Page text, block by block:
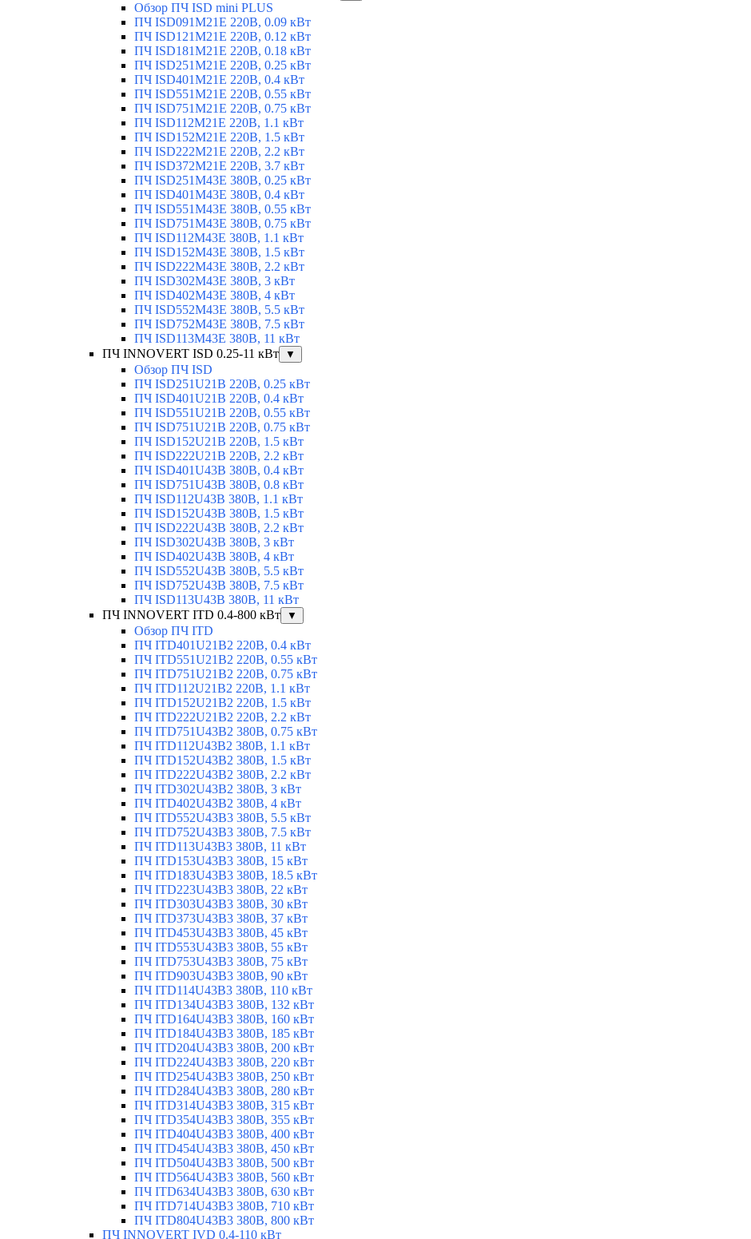
Обзор ПЧ ISD mini PLUS
ПЧ ISD091M21E 220В, 0.09 кВт
ПЧ ISD121M21E 220В, 0.12 кВт
ПЧ ISD181M21E 220В, 0.18 кВт
ПЧ ISD251M21E 220В, 0.25 кВт
ПЧ ISD401M21E 220В, 0.4 кВт
ПЧ ISD551M21E 220В, 0.55 кВт
ПЧ ISD751M21E 220В, 0.75 кВт
ПЧ ISD112M21E 220В, 1.1 кВт
ПЧ ISD152M21E 220В, 1.5 кВт
ПЧ ISD222M21E 220В, 2.2 кВт
ПЧ ISD372M21E 220В, 3.7 кВт
ПЧ ISD251M43E 380В, 0.25 кВт
ПЧ ISD401M43E 380В, 0.4 кВт
ПЧ ISD551M43E 380В, 0.55 кВт
ПЧ ISD751M43E 380В, 0.75 кВт
ПЧ ISD112M43E 380В, 1.1 кВт
ПЧ ISD152M43E 380В, 1.5 кВт
ПЧ ISD222M43E 380В, 2.2 кВт
ПЧ ISD302M43E 380В, 3 кВт
ПЧ ISD402M43E 380В, 4 кВт
ПЧ ISD552M43E 380В, 5.5 кВт
ПЧ ISD752M43E 380В, 7.5 кВт
ПЧ ISD113M43E 380В, 11 кВт
ПЧ INNOVERT ISD 0.25-11 кВт
▼
Обзор ПЧ ISD
ПЧ ISD251U21B 220В, 0.25 кВт
ПЧ ISD401U21B 220В, 0.4 кВт
ПЧ ISD551U21B 220В, 0.55 кВт
ПЧ ISD751U21B 220В, 0.75 кВт
ПЧ ISD152U21B 220В, 1.5 кВт
ПЧ ISD222U21B 220В, 2.2 кВт
ПЧ ISD401U43B 380В, 0.4 кВт
ПЧ ISD751U43B 380В, 0.8 кВт
ПЧ ISD112U43B 380В, 1.1 кВт
ПЧ ISD152U43B 380В, 1.5 кВт
ПЧ ISD222U43B 380В, 2.2 кВт
ПЧ ISD302U43B 380В, 3 кВт
ПЧ ISD402U43B 380В, 4 кВт
ПЧ ISD552U43B 380В, 5.5 кВт
ПЧ ISD752U43B 380В, 7.5 кВт
ПЧ ISD113U43B 380В, 11 кВт
ПЧ INNOVERT ITD 0.4-800 кВт
▼
Обзор ПЧ ITD
ПЧ ITD401U21B2 220В, 0.4 кВт
ПЧ ITD551U21B2 220В, 0.55 кВт
ПЧ ITD751U21B2 220В, 0.75 кВт
ПЧ ITD112U21B2 220В, 1.1 кВт
ПЧ ITD152U21B2 220В, 1.5 кВт
ПЧ ITD222U21B2 220В, 2.2 кВт
ПЧ ITD751U43B2 380В, 0.75 кВт
ПЧ ITD112U43B2 380В, 1.1 кВт
ПЧ ITD152U43B2 380В, 1.5 кВт
ПЧ ITD222U43B2 380В, 2.2 кВт
ПЧ ITD302U43B2 380В, 3 кВт
ПЧ ITD402U43B2 380В, 4 кВт
ПЧ ITD552U43B3 380В, 5.5 кВт
ПЧ ITD752U43B3 380В, 7.5 кВт
ПЧ ITD113U43B3 380В, 11 кВт
ПЧ ITD153U43B3 380В, 15 кВт
ПЧ ITD183U43B3 380В, 18.5 кВт
ПЧ ITD223U43B3 380В, 22 кВт
ПЧ ITD303U43B3 380В, 30 кВт
ПЧ ITD373U43B3 380В, 37 кВт
ПЧ ITD453U43B3 380В, 45 кВт
ПЧ ITD553U43B3 380В, 55 кВт
ПЧ ITD753U43B3 380В, 75 кВт
ПЧ ITD903U43B3 380В, 90 кВт
ПЧ ITD114U43B3 380В, 110 кВт
ПЧ ITD134U43B3 380В, 132 кВт
ПЧ ITD164U43B3 380В, 160 кВт
ПЧ ITD184U43B3 380В, 185 кВт
ПЧ ITD204U43B3 380В, 200 кВт
ПЧ ITD224U43B3 380В, 220 кВт
ПЧ ITD254U43B3 380В, 250 кВт
ПЧ ITD284U43B3 380В, 280 кВт
ПЧ ITD314U43B3 380В, 315 кВт
ПЧ ITD354U43B3 380В, 355 кВт
ПЧ ITD404U43B3 380В, 400 кВт
ПЧ ITD454U43B3 380В, 450 кВт
ПЧ ITD504U43B3 380В, 500 кВт
ПЧ ITD564U43B3 380В, 560 кВт
ПЧ ITD634U43B3 380В, 630 кВт
ПЧ ITD714U43B3 380В, 710 кВт
ПЧ ITD804U43B3 380В, 800 кВт
ПЧ INNOVERT IVD 0.4-110 кВт